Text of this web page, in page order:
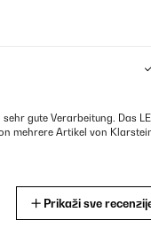
sehr gute Verarbeitung. Das
mehrere Artikel von
Prikaži sve